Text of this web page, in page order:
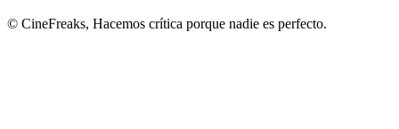
© CineFreaks, Hacemos crítica porque nadie es perfecto.